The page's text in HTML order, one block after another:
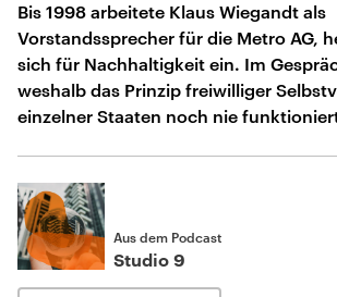
Bis 1998 arbeitete Klaus Wiegandt als
Vorstandssprecher für die Metro AG,
sich für Nachhaltigkeit ein. Im
weshalb das Prinzip freiwilliger
einzelner Staaten noch nie
Aus dem Podcast
Studio 9